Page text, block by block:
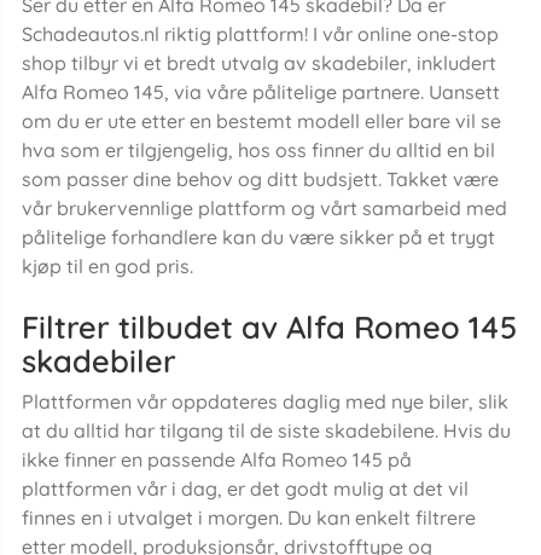
Ser du etter en Alfa Romeo 145 skadebil? Da er
Schadeautos.nl riktig plattform! I vår online one-stop
shop tilbyr vi et bredt utvalg av skadebiler, inkludert
Alfa Romeo 145, via våre pålitelige partnere. Uansett
om du er ute etter en bestemt modell eller bare vil se
hva som er tilgjengelig, hos oss finner du alltid en bil
som passer dine behov og ditt budsjett. Takket være
vår brukervennlige plattform og vårt samarbeid med
pålitelige forhandlere kan du være sikker på et trygt
kjøp til en god pris.
Filtrer tilbudet av Alfa Romeo 145
skadebiler
Plattformen vår oppdateres daglig med nye biler, slik
at du alltid har tilgang til de siste skadebilene. Hvis du
ikke finner en passende Alfa Romeo 145 på
plattformen vår i dag, er det godt mulig at det vil
finnes en i utvalget i morgen. Du kan enkelt filtrere
etter modell, produksjonsår, drivstofftype og